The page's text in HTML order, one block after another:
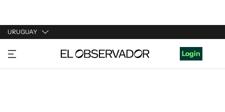
URUGUAY
URUGUAY
ARGENTINA
Login